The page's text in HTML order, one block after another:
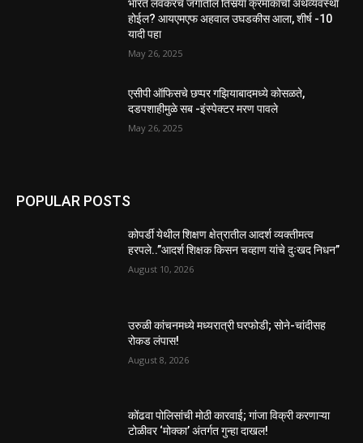
भारत लवकरच जगातील तिसर्‍या क्रमांकाची अर्थव्यवस्था
होईल? आयएमएफ अहवाल उघडकीस आला, शीर्ष -10
यादी पहा
May 26, 2025
एसीपी ऑफिसचे छप्पर गझियाबादमध्ये कोसळते,
दडपशाहीमुळे सब -इंस्पेक्टर मरण पावले
May 26, 2025
POPULAR POSTS
कोपर्डी येथील शिक्षण क्षेत्रातील आदर्श व्यक्तीमत्व
हरपले..”आदर्श शिक्षक किसन चव्हाण यांचे दुःखद निधन”
August 10, 2026
उरुळी कांचनमध्ये मध्यरात्री घरफोडी; सोने-चांदीसह
रोकड लंपास!
August 8, 2026
कोंढवा पोलिसांची मोठी कारवाई; गांजा विक्री करणाऱ्या
टोळीवर ‘मोक्का’ अंतर्गत गुन्हा दाखल!